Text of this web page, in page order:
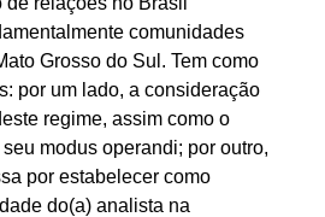
comunidades
Grosso do Sul. Tem como
por um lado, a consideração
regime, assim como o
modus operandi; por outro,
por estabelecer como
do(a) analista na